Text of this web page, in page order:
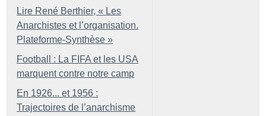
Lire René Berthier, « Les
Anarchistes et l’organisation.
Plateforme-Synthèse »
Football : La FIFA et les USA
marquent contre notre camp
En 1926... et 1956 :
Trajectoires de l’anarchisme